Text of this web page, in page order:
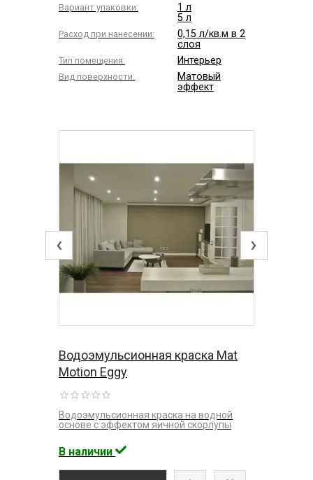
Вариант упаковки:
1 л
5 л
Расход при нанесении:
0,15 л/кв.м в 2
слоя
Тип помещения: Интерьер
Вид поверхности:
Матовый
эффект
‹ ›
Водоэмульсионная краска Mat
Motion Eggy
Водоэмульсионная краска на водной
основе с эффектом яичной скорлупы
В наличии